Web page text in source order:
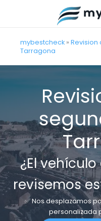
mybestcheck »
Tarragona
¿El
revisemos
✅ Nos desplazamos
personalizada